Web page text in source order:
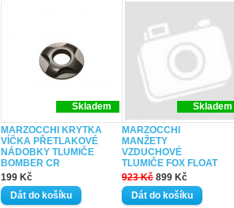
Skladem
MARZOCCHI KRYTKA
VÍČKA PŘETLAKOVÉ
NÁDOBKY TLUMIČE
BOMBER CR
199 Kč
Skladem
MARZOCCHI
MANŽETY
VZDUCHOVÉ
TLUMIČE FOX FLOAT
923 Kč 899 Kč